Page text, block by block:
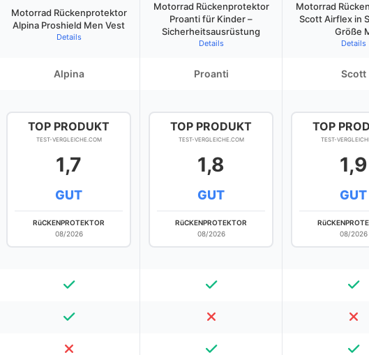
Motorrad Rückenprotektor
Alpina Proshield Men Vest
Details
Motorrad Rückenprotektor
Proanti für Kinder –
Sicherheitsausrüstung
Details
Motorrad
Scott Airflex in
Größe
Details
Alpina Proanti Scott
TOP PRODUKT
TEST-VERGLEICHE.COM
1,7
GUT
RüCKENPROTEKTOR
08/2026
TOP PRODUKT
TEST-VERGLEICHE.COM
1,8
GUT
RüCKENPROTEKTOR
08/2026
TOP
TEST-
1,9
GUT
08/2026